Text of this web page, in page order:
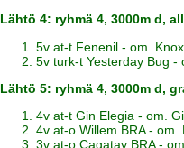
Lähtö 4: ryhmä 4, 3000m d,
5v at-t Fenenil - om.
5v turk-t Yesterday Bug -
Lähtö 5: ryhmä 4, 3000m d,
4v at-t Gin Elegia - om.
4v at-o Willem BRA -
3v at-o Cagatay BRA -